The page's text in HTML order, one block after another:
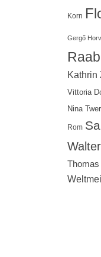
Korn
Gergő
Raab
Kathrin
Vittoria
Nina Twer
Rom
Walter
Thomas